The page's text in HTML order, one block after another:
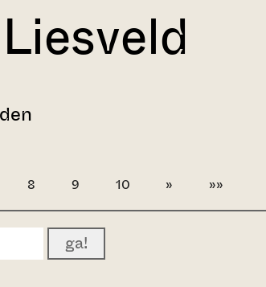
8 9 10 » »»
ga!